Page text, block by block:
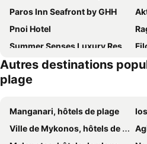
Paros Inn Seafront by GHH
Pnoi Hotel
Summer Senses Luxury Resort
Paros Blue Dolphin FULLY RENOVATED by RIVEA GROUP
Poseidon of Paros Hotel & Spa
Blue & Sea Studios Apartments
Blue Waves Suites & Apartments - To Kyma
Autres destinations
plage
Manganari, hôtels de plage
Ville de Mykonos, hôtels de plage